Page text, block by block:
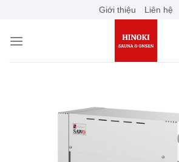
content
Giới thiệu Liên hệ